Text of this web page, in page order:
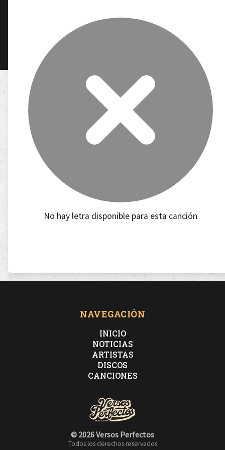
No hay letra disponible para esta canción
NAVEGACIÓN
INICIO
NOTICIAS
ARTISTAS
DISCOS
CANCIONES
© 2026 Versos Perfectos
Todos los derechos reservados